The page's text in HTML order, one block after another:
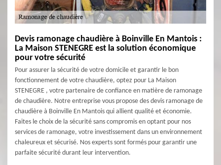
Devis ramonage chaudière à Boinville En Mantois :
La Maison STENEGRE est la solution économique
pour votre sécurité
Pour assurer la sécurité de votre domicile et garantir le bon
fonctionnement de votre chaudière, optez pour La Maison
STENEGRE , votre partenaire de confiance en matière de ramonage
de chaudière. Notre entreprise vous propose des devis ramonage de
chaudière à Boinville En Mantois qui allient qualité et économie.
Faites le choix de la sécurité sans compromis en optant pour nos
services de ramonage, votre investissement dans un environnement
chaleureux et sécurisé. Nos experts sont formés pour garantir une
parfaite sécurité durant leur intervention.